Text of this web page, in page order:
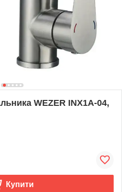
WEZER INX1A-04,
Купити